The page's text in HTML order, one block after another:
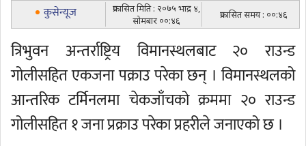
कुसेन्यूज
प्रकासित मिति : २०७५ भाद्र ४,
सोमबार ००:४६
प्रकासित समय : ००:४६
त्रिभुवन अन्तर्राष्ट्रिय विमानस्थलबाट २० राउन्ड
गोलीसहित एकजना पक्राउ परेका छन् । विमानस्थलको
आन्तरिक टर्मिनलमा चेकजाँचको क्रममा २० राउन्ड
गोलीसहित १ जना प्रक्राउ परेका प्रहरीले जनाएको छ ।